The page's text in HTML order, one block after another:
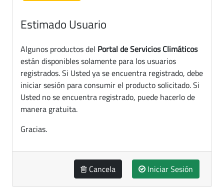
Estimado Usuario
Algunos productos del Portal de Servicios Climáticos
están disponibles solamente para los usuarios
registrados. Si Usted ya se encuentra registrado, debe
iniciar sesión para consumir el producto solicitado. Si
Usted no se encuentra registrado, puede hacerlo de
manera gratuita.
Gracias.
Cancela Iniciar Sesión